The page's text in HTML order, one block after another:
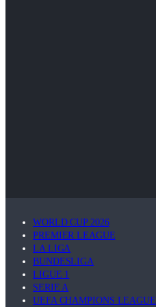
WORLD CUP 2026
PREMIER LEAGUE
LA LIGA
BUNDESLIGA
LIGUE 1
SERIE A
UEFA CHAMPIONS LEAGUE